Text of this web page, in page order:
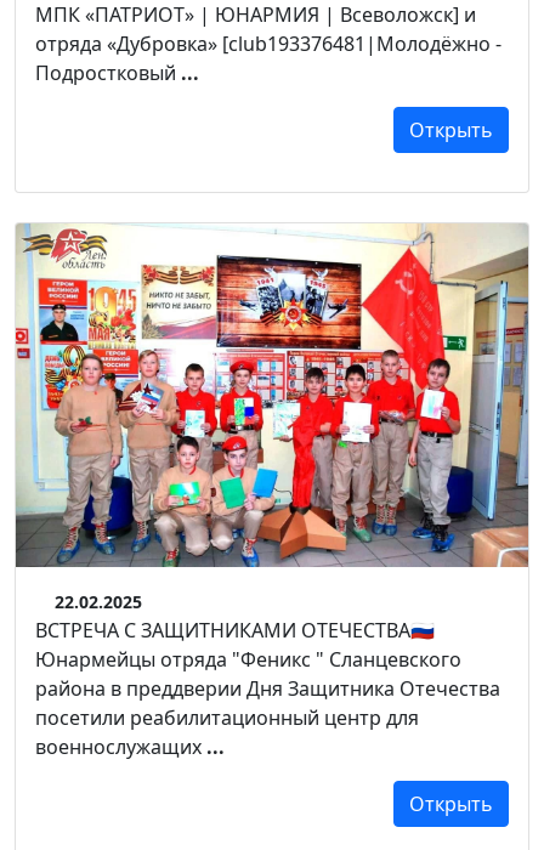
МПК «ПАТРИОТ» | ЮНАРМИЯ | Всеволожск] и
отряда «Дубровка» [club193376481|Молодёжно -
Подростковый ...
Открыть
22.02.2025
ВСТРЕЧА С ЗАЩИТНИКАМИ ОТЕЧЕСТВА🇷🇺
Юнармейцы отряда "Феникс " Сланцевского
района в преддверии Дня Защитника Отечества
посетили реабилитационный центр для
военнослужащих ...
Открыть